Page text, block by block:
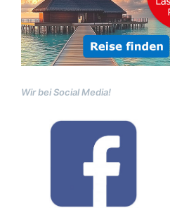
Wir bei Social Media!